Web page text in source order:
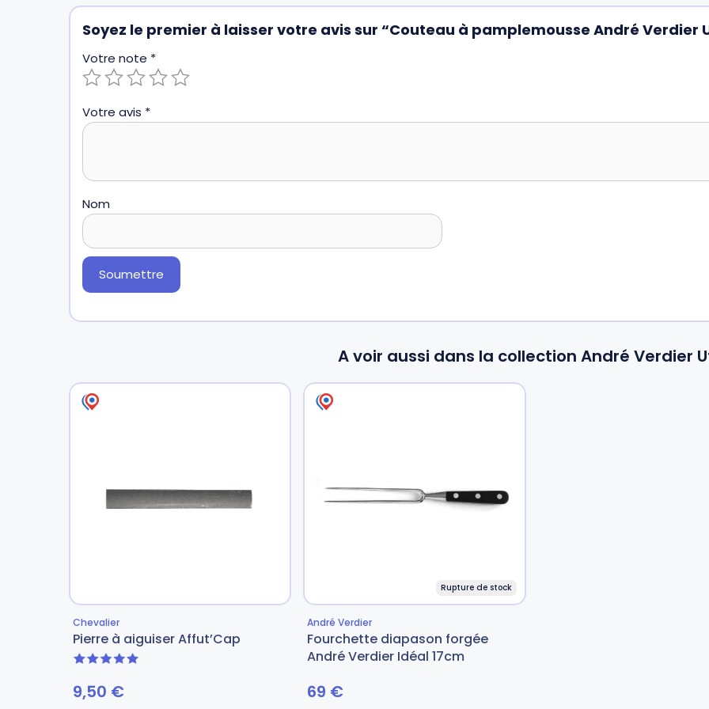
Soyez le premier à laisser votre avis sur “Couteau à pamplemousse André Verdier
Votre note *
Votre avis *
Nom
A voir aussi dans la collection André Verdier
Chevalier
Pierre à aiguiser Affut’Cap
5 sur 5
9,50 €
Rupture de stock
André Verdier
Fourchette diapason forgée
André Verdier Idéal 17cm
69 €